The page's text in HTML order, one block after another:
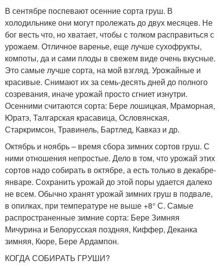
В сентябре поспевают осенние сорта груш. В
холодильнике они могут пролежать до двух месяцев. Не
бог весть что, но хватает, чтобы с толком расправиться с
урожаем. Отличное варенье, еще лучше сухофрукты,
компоты, да и сами плоды в свежем виде очень вкусные.
Это самые лучше сорта, на мой взгляд. Урожайные и
красивые. Снимают их за семь-десять дней до полного
созревания, иначе урожай просто сгниет изнутри.
Осенними считаются сорта: Бере лошицкая, Мраморная,
Юратэ, Талгарская красавица, Ословянская,
Старкримсон, Травинель, Бартлед, Кавказ и др.
Октябрь и ноябрь – время сбора зимних сортов груш. С
ними отношения непростые. Дело в том, что урожай этих
сортов надо собирать в октябре, а есть только в декабре-
январе. Сохранить урожай до этой поры удается далеко
не всем. Обычно хранят урожай зимних груш в подвале,
в опилках, при температуре не выше +8° С. Самые
распространенные зимние сорта: Бере Зимняя
Мичурина и Белорусская поздняя, Киффер, Деканка
зимняя, Кюре, Бере Ардампон.
КОГДА СОБИРАТЬ ГРУШИ?